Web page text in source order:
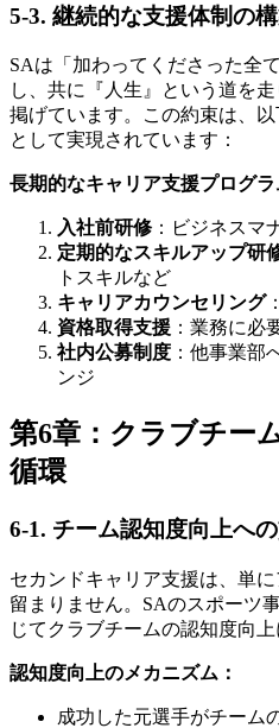
5-3. 継続的な支援体制の
SAは「加わってくださった全
し、共に『人生』という道を
掲げています。この約束は、
として実現されています：
長期的なキャリア支援プログラ
入社前研修 ：ビジネスマ
定期的なスキルアップ研
トスキルなど
キャリアカウンセリング
資格取得支援 ：業務に必
社内公募制度 ：他事業部
ンジ
第6章：クラブチー
循環
6-1. チーム認知度向上へ
セカンドキャリア支援は、単
留まりません。SAのスポーツ
じてクラブチームの認知度向上
認知度向上のメカニズム：
成功した元選手がチーム